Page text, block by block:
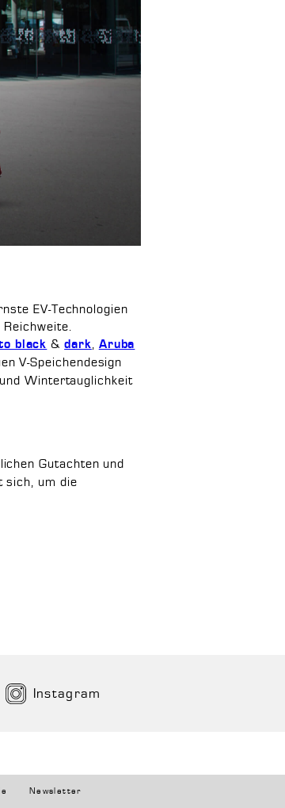
EV-Technologien
black &dark, Aruba
V-Speichendesign
Wintertauglichkeit
Gutachten und
sich, um die
Instagram
Newsletter